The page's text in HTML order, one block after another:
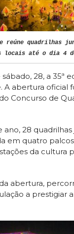
reúne quadrilhas
até o dia 4
28, a 35ª
A abertura
Concurso de
28 quadrilhas
em quatro
da cultura
abertura,
a prestigiar